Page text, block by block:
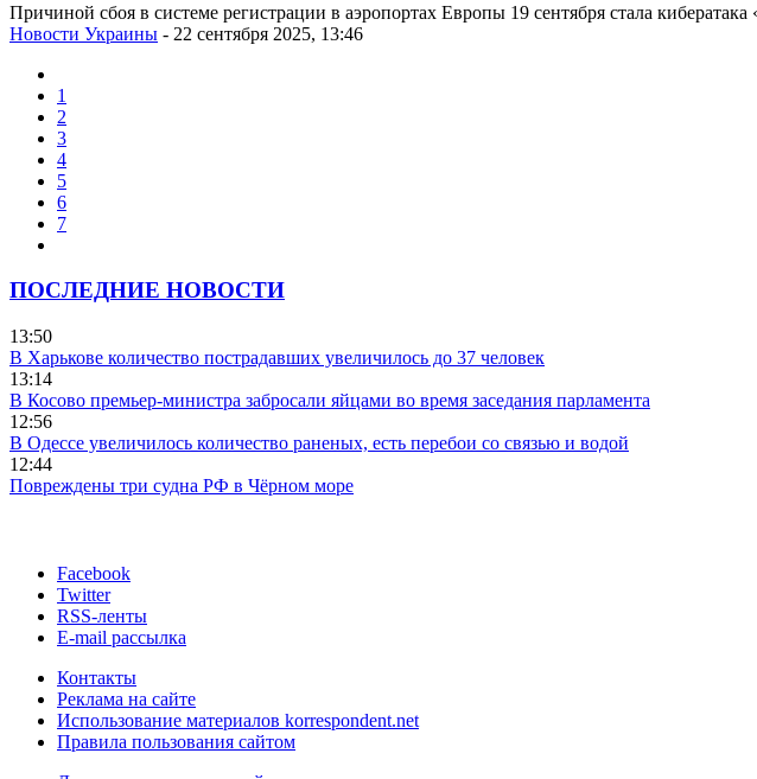
Причиной сбоя в системе регистрации в аэропортах Европы 19 сентября стала кибератака
Новости Украины - 22 сентября 2025, 13:46
1
2
3
4
5
6
7
ПОСЛЕДНИЕ НОВОСТИ
13:50
В Харькове количество пострадавших увеличилось до 37 человек
13:14
В Косово премьер-министра забросали яйцами во время заседания парламента
12:56
В Одессе увеличилось количество раненых, есть перебои со связью и водой
12:44
Повреждены три судна РФ в Чёрном море
Facebook
Twitter
RSS-ленты
E-mail рассылка
Контакты
Реклама на сайте
Использование материалов korrespondent.net
Правила пользования сайтом